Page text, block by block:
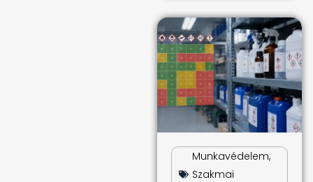
Munkavédelem,
Szakmai